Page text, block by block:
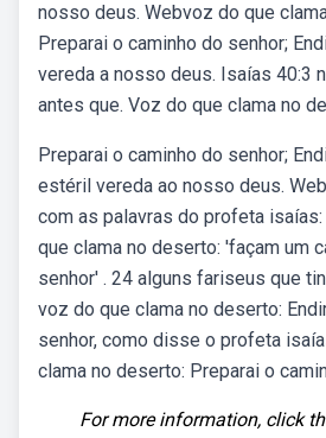
nosso deus. Webvoz do que
Preparai o caminho do senhor;
vereda a nosso deus. Isaías 40:3
antes que. Voz do que clama no
Preparai o caminho do senhor;
estéril vereda ao nosso deus.
com as palavras do profeta
que clama no deserto: 'façam um
senhor' . 24 alguns fariseus que
voz do que clama no deserto:
senhor, como disse o profeta
clama no deserto: Preparai o
For more information, click